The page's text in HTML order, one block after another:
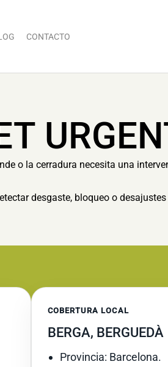
CONTACTO
o la cerradura necesita una
desgaste, bloqueo o
COBERTURA LOCAL
BERGA, BERGUEDÀ
Provincia: Barcelona.